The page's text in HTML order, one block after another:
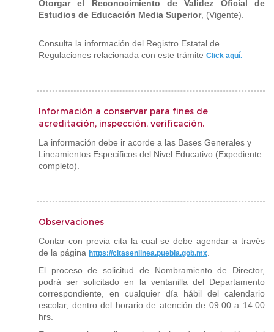
Otorgar el Reconocimiento de Validez Oficial de
Estudios de Educación Media Superior, (Vigente).
Consulta la información del Registro Estatal de
Regulaciones relacionada con este trámite Click aquí.
Información a conservar para fines de
acreditación, inspección, verificación.
La información debe ir acorde a las Bases Generales y
Lineamientos Específicos del Nivel Educativo (Expediente
completo).
Observaciones
Contar con previa cita la cual se debe agendar a través
de la página https://citasenlinea.puebla.gob.mx
El proceso de solicitud de Nombramiento de Director,
podrá ser solicitado en la ventanilla del Departamento
correspondiente, en cualquier día hábil del calendario
escolar, dentro del horario de atención de 09:00 a 14:00
hrs.